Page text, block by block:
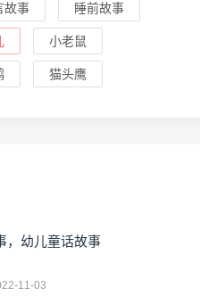
故事 睡前故事
小老鼠
猫头鹰
，幼儿童话故事
11-03